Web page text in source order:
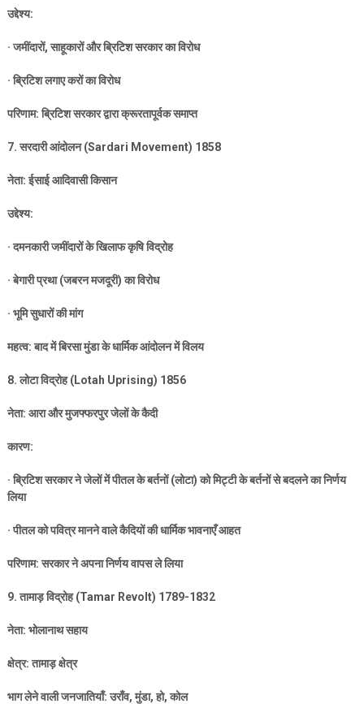
उद्देश्य:
·जमींदारों,साहूकारों और ब्रिटिश सरकार का विरोध
·ब्रिटिश लगाए करों का विरोध
परिणाम: ब्रिटिश सरकार द्वारा क्रूरतापूर्वक समाप्त
7.सरदारी आंदोलन (Sardari Movement) 1858
नेता: ईसाई आदिवासी किसान
उद्देश्य:
·दमनकारी जमींदारों के खिलाफ कृषि विद्रोह
·बेगारी प्रथा (जबरन मजदूरी) का विरोध
· भूमि सुधारों की मांग
महत्व: बाद में बिरसा मुंडा के धार्मिक आंदोलन में विलय
8.लोटा विद्रोह (Lotah Uprising) 1856
नेता: आरा और मुजफ्फरपुर जेलों के कैदी
कारण:
·ब्रिटिश सरकार ने जेलों में पीतल के बर्तनों (लोटा) को मिट्टी के बर्तनों से बदलने का निर्णय
लिया
·पीतल को पवित्र मानने वाले कैदियों की धार्मिक भावनाएँ आहत
परिणाम: सरकार ने अपना निर्णय वापस ले लिया
9.तामाड़ विद्रोह (Tamar Revolt) 1789-1832
नेता: भोलानाथ सहाय
क्षेत्र: तामाड़ क्षेत्र
भाग लेने वाली जनजातियाँ: उराँव,मुंडा,हो,कोल